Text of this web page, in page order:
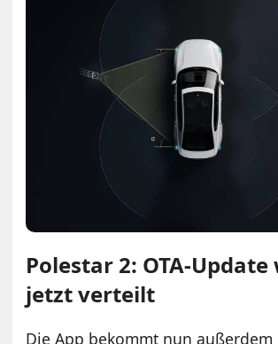
Polestar 2: OTA-
jetzt verteilt
Die App bekommt nun außerdem